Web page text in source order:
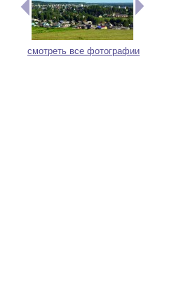
смотреть все фотографии